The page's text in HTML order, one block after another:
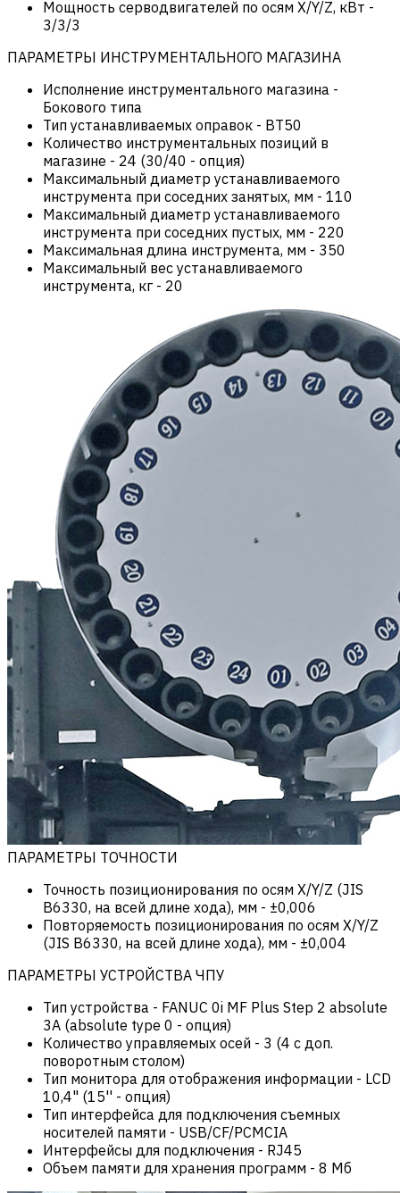
Мощность серводвигателей по осям X/Y/Z, кВт -
3/3/3
ПАРАМЕТРЫ ИНСТРУМЕНТАЛЬНОГО МАГАЗИНА
Исполнение инструментального магазина -
Бокового типа
Тип устанавливаемых оправок - BT50
Количество инструментальных позиций в
магазине - 24 (30/40 - опция)
Максимальный диаметр устанавливаемого
инструмента при соседних занятых, мм - 110
Максимальный диаметр устанавливаемого
инструмента при соседних пустых, мм - 220
Максимальная длина инструмента, мм - 350
Максимальный вес устанавливаемого
инструмента, кг - 20
ПАРАМЕТРЫ ТОЧНОСТИ
Точность позиционирования по осям X/Y/Z (JIS
B6330, на всей длине хода), мм - ±0,006
Повторяемость позиционирования по осям X/Y/Z
(JIS B6330, на всей длине хода), мм - ±0,004
ПАРАМЕТРЫ УСТРОЙСТВА ЧПУ
Тип устройства - FANUC 0i MF Plus Step 2 absolute
3A (absolute type 0 - опция)
Количество управляемых осей - 3 (4 с доп.
поворотным столом)
Тип монитора для отображения информации - LCD
10,4" (15'' - опция)
Тип интерфейса для подключения съемных
носителей памяти - USB/CF/PCMCIA
Интерфейсы для подключения - RJ45
Объем памяти для хранения программ - 8 Мб